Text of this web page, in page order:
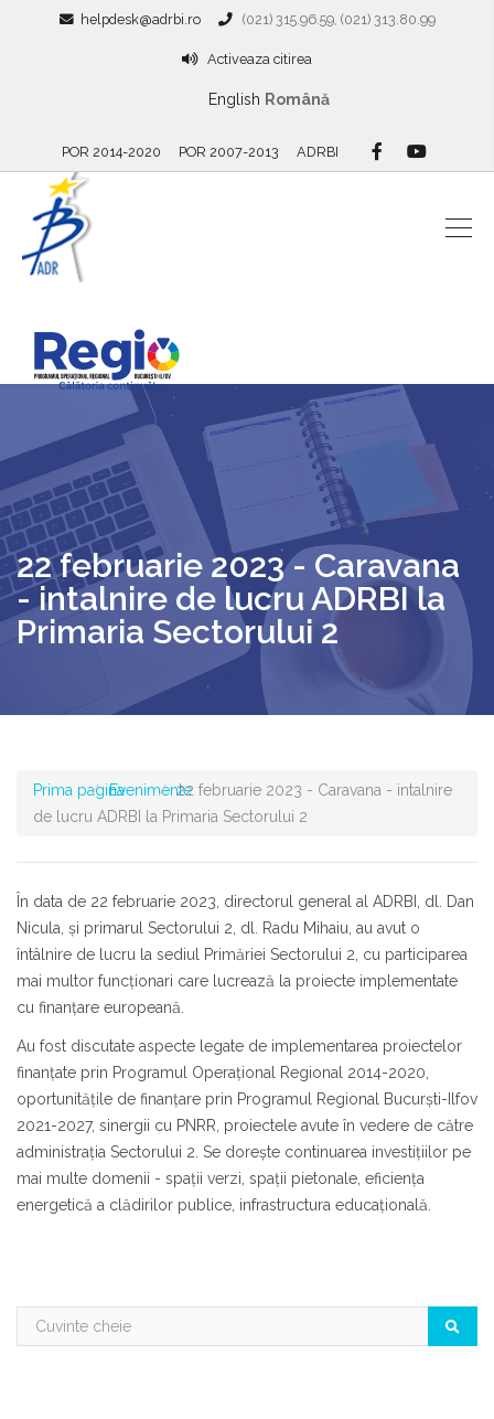
helpdesk@adrbi.ro (021) 315.96.59, (021) 313.80.99
Activeaza citirea
English Română
POR 2014-2020 POR 2007-2013 ADRBI
22 februarie 2023 - Caravana
- intalnire de lucru ADRBI la
Primaria Sectorului 2
Prima paginaEvenimente22 februarie 2023 - Caravana - intalnire
de lucru ADRBI la Primaria Sectorului 2
În data de 22 februarie 2023, directorul general al ADRBI, dl. Dan
Nicula, şi primarul Sectorului 2, dl. Radu Mihaiu, au avut o
întâlnire de lucru la sediul Primăriei Sectorului 2, cu participarea
mai multor funcţionari care lucrează la proiecte implementate
cu finanţare europeană.
Au fost discutate aspecte legate de implementarea proiectelor
finanţate prin Programul Operaţional Regional 2014-2020,
oportunităţile de finanţare prin Programul Regional Bucurşti-Ilfov
2021-2027, sinergii cu PNRR, proiectele avute în vedere de către
administraţia Sectorului 2. Se doreşte continuarea investiţiilor pe
mai multe domenii - spaţii verzi, spaţii pietonale, eficienţa
energetică a clădirilor publice, infrastructura educaţională.